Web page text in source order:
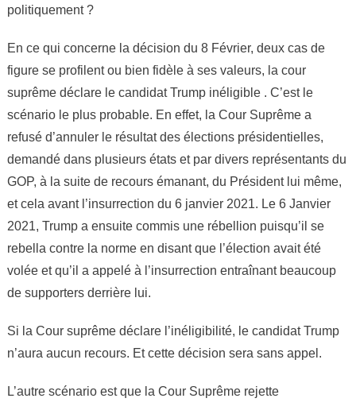
politiquement ?
En ce qui concerne la décision du 8 Février, deux cas de
figure se profilent ou bien fidèle à ses valeurs, la cour
suprême déclare le candidat Trump inéligible . C’est le
scénario le plus probable. En effet, la Cour Suprême a
refusé d’annuler le résultat des élections présidentielles,
demandé dans plusieurs états et par divers représentants du
GOP, à la suite de recours émanant, du Président lui même,
et cela avant l’insurrection du 6 janvier 2021. Le 6 Janvier
2021, Trump a ensuite commis une rébellion puisqu’il se
rebella contre la norme en disant que l’élection avait été
volée et qu’il a appelé à l’insurrection entraînant beaucoup
de supporters derrière lui.
Si la Cour suprême déclare l’inéligibilité, le candidat Trump
n’aura aucun recours. Et cette décision sera sans appel.
L’autre scénario est que la Cour Suprême rejette